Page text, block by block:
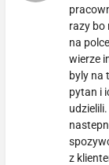
razy bo
na
wierze
byly na
pytan i
z